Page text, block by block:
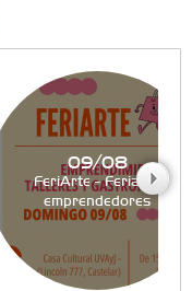
09/08
FeriArte - Feria de
emprendedores